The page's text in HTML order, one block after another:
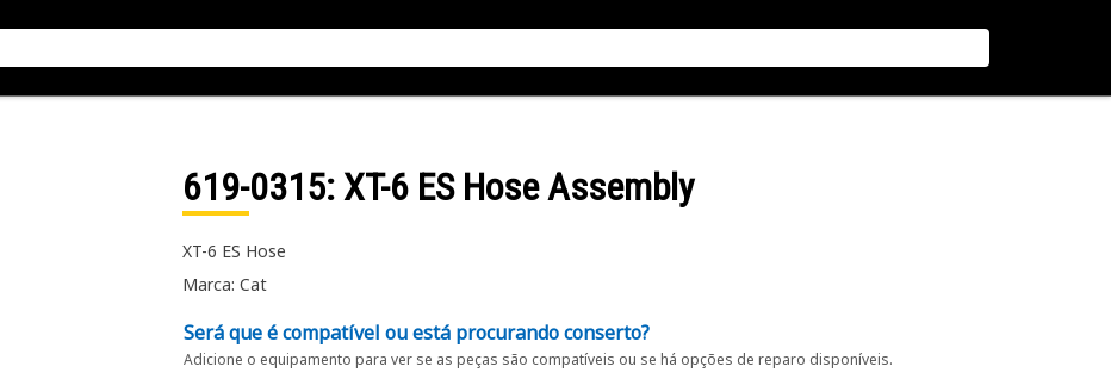
619-0315: XT-6 ES Hose Assembly
XT-6 ES Hose
Marca: Cat
Será que é compatível ou está procurando conserto?
Adicione o equipamento para ver se as peças são compatíveis ou se há opções de reparo disponíveis.